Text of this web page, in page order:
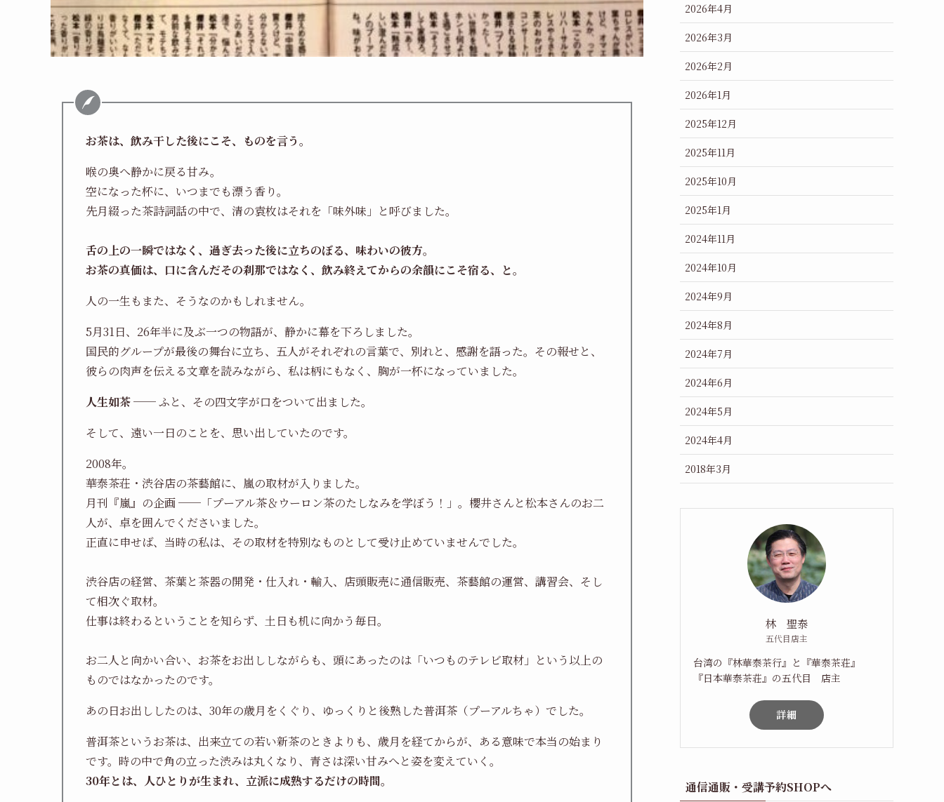
お茶は、飲み干した後にこそ、ものを言う。
喉の奥へ静かに戻る甘み。
空になった杯に、いつまでも漂う香り。
先月綴った茶詩詞話の中で、清の袁枚はそれを「味外味」と呼びました。
舌の上の一瞬ではなく、過ぎ去った後に立ちのぼる、味わいの彼方。
お茶の真価は、口に含んだその刹那ではなく、飲み終えてからの余韻にこそ宿る、と。
人の一生もまた、そうなのかもしれません。
5月31日、26年半に及ぶ一つの物語が、静かに幕を下ろしました。
国民的グループが最後の舞台に立ち、五人がそれぞれの言葉で、別れと、感謝を語った。その報せと、
彼らの肉声を伝える文章を読みながら、私は柄にもなく、胸が一杯になっていました。
人生如茶── ふと、その四文字が口をついて出ました。
そして、遠い一日のことを、思い出していたのです。
2008年。
華泰茶荘・渋谷店の茶藝館に、嵐の取材が入りました。
月刊『嵐』の企画 ──「プーアル茶＆ウーロン茶のたしなみを学ぼう！」。櫻井さんと松本さんのお二
人が、卓を囲んでくださいました。
正直に申せば、当時の私は、その取材を特別なものとして受け止めていませんでした。
渋谷店の経営、茶葉と茶器の開発・仕入れ・輸入、店頭販売に通信販売、茶藝館の運営、講習会、そし
て相次ぐ取材。
仕事は終わるということを知らず、土日も机に向かう毎日。
お二人と向かい合い、お茶をお出ししながらも、頭にあったのは「いつものテレビ取材」という以上の
ものではなかったのです。
あの日お出ししたのは、30年の歳月をくぐり、ゆっくりと後熟した普洱茶（プーアルちゃ）でした。
普洱茶というお茶は、出来立ての若い新茶のときよりも、歳月を経てからが、ある意味で本当の始まり
です。時の中で角の立った渋みは丸くなり、青さは深い甘みへと姿を変えていく。
30年とは、人ひとりが生まれ、立派に成熟するだけの時間。
2026年4月
2026年3月
2026年2月
2026年1月
2025年12月
2025年11月
2025年10月
2025年1月
2024年11月
2024年10月
2024年9月
2024年8月
2024年7月
2024年6月
2024年5月
2024年4月
2018年3月
林 聖泰
五代目店主
台湾の『林華泰茶行』と『華泰茶荘』
『日本華泰茶荘』の五代目 店主
詳細
通信通販・受講予約SHOPへ